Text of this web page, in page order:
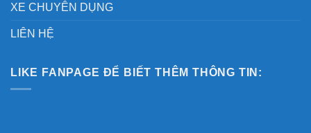
XE CHUYÊN DỤNG
LIÊN HỆ
LIKE FANPAGE ĐỂ BIẾT THÊM THÔNG TIN: